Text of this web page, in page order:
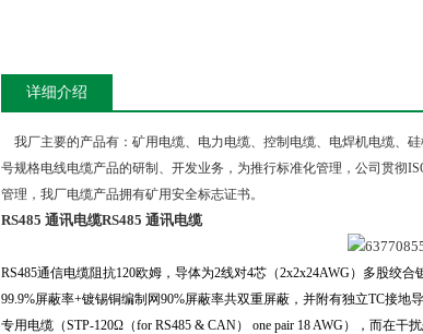
详细介绍
我厂主要的产品有：矿用电缆、电力电缆、控制电缆、电焊机电缆、
号规格电线电缆产品的研制、开发业务，为推行标准化管理，公司贯彻
管理，我厂电缆产品拥有矿用安全标志证书。
RS485 通讯电缆RS485 通讯电缆
RS485通信电缆阻抗120欧姆，导体为2线对4芯（2x2x24AWG）多股绞合
99.9%屏蔽率+镀锡铜编制网90%屏蔽率共双重屏蔽，并附有独立TC接地
专用电缆（STP-120Ω （for RS485 & CAN） one pair 18 AWG），而在干